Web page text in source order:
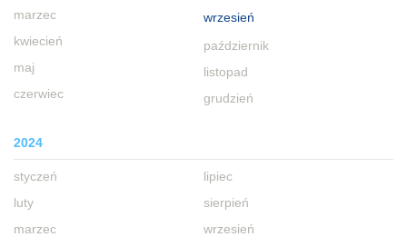
marzec
kwiecień
maj
czerwiec
wrzesień
październik
listopad
grudzień
2024
styczeń
luty
marzec
lipiec
sierpień
wrzesień